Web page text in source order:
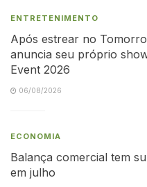
ENTRETENIMENTO
Após estrear no
anuncia seu próprio
Event 2026
06/08/2026
ECONOMIA
Balança comercial tem
em julho